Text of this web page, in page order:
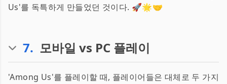
Us'를 독특하게 만들었던 것이다. 🚀🌟🤝
7. 모바일 vs PC 플레이
'Among Us'를 플레이할 때, 플레이어들은 대체로 두 가지